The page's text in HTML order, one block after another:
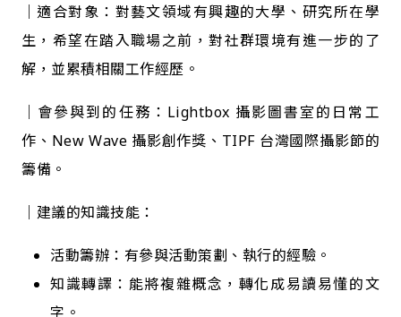
｜適合對象：對藝文領域有興趣的大學、研究所在學
生，希望在踏入職場之前，對社群環境有進一步的了
解，並累積相關工作經歷。
｜會參與到的任務：Lightbox 攝影圖書室的日常工
作、New Wave 攝影創作獎、TIPF 台灣國際攝影節的
籌備。
｜建議的知識技能：
活動籌辦：有參與活動策劃、執行的經驗。
知識轉譯：能將複雜概念，轉化成易讀易懂的文
字。